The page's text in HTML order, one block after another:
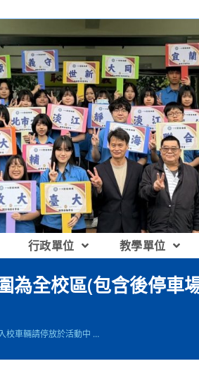
行政單位 教學單位
全校區(包含後停車
校車輛請停放於活動中 …